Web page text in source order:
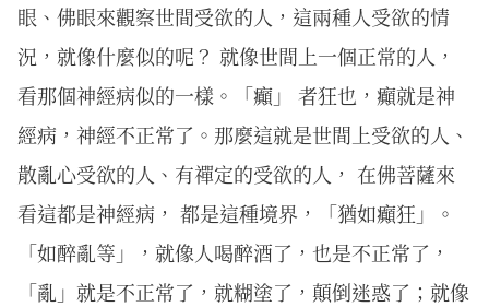
眼、佛眼來觀察世間受欲的人，這兩種人受欲的情
況，就像什麼似的呢？ 就像世間上一個正常的人，
看那個神經病似的一樣。「癲」 者狂也，癲就是神
經病，神經不正常了。那麼這就是世間上受欲的人、
散亂心受欲的人、有禪定的受欲的人， 在佛菩薩來
看這都是神經病， 都是這種境界，「猶如癲狂」。
「如醉亂等」，就像人喝醉酒了，也是不正常了，
「亂」就是不正常了，就糊塗了，顛倒迷惑了；就像